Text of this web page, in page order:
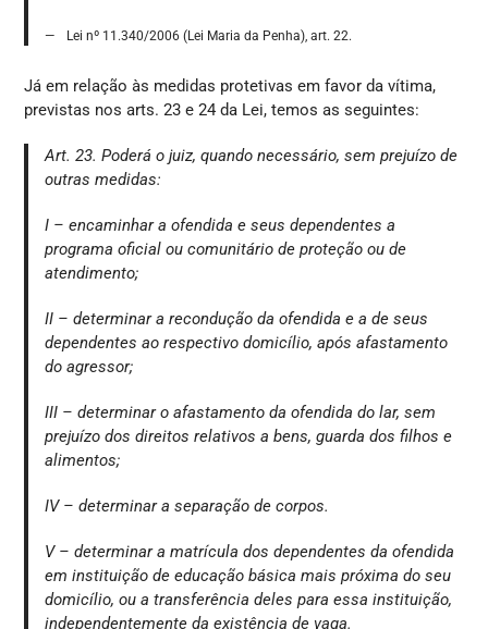
Lei nº 11.340/2006 (Lei Maria da Penha), art. 22.
Já em relação às medidas protetivas em favor da vítima,
previstas nos arts. 23 e 24 da Lei, temos as seguintes:
Art. 23. Poderá o juiz, quando necessário, sem prejuízo de
outras medidas:
I – encaminhar a ofendida e seus dependentes a
programa oficial ou comunitário de proteção ou de
atendimento;
II – determinar a recondução da ofendida e a de seus
dependentes ao respectivo domicílio, após afastamento
do agressor;
III – determinar o afastamento da ofendida do lar, sem
prejuízo dos direitos relativos a bens, guarda dos filhos e
alimentos;
IV – determinar a separação de corpos.
V – determinar a matrícula dos dependentes da ofendida
em instituição de educação básica mais próxima do seu
domicílio, ou a transferência deles para essa instituição,
independentemente da existência de vaga.